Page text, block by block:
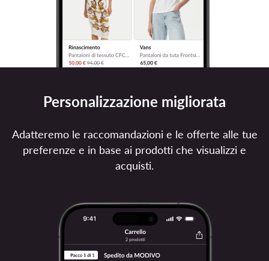
Personalizzazione migliorata
Adatteremo le raccomandazioni e le offerte alle tue
preferenze e in base ai prodotti che visualizzi e
acquisti.